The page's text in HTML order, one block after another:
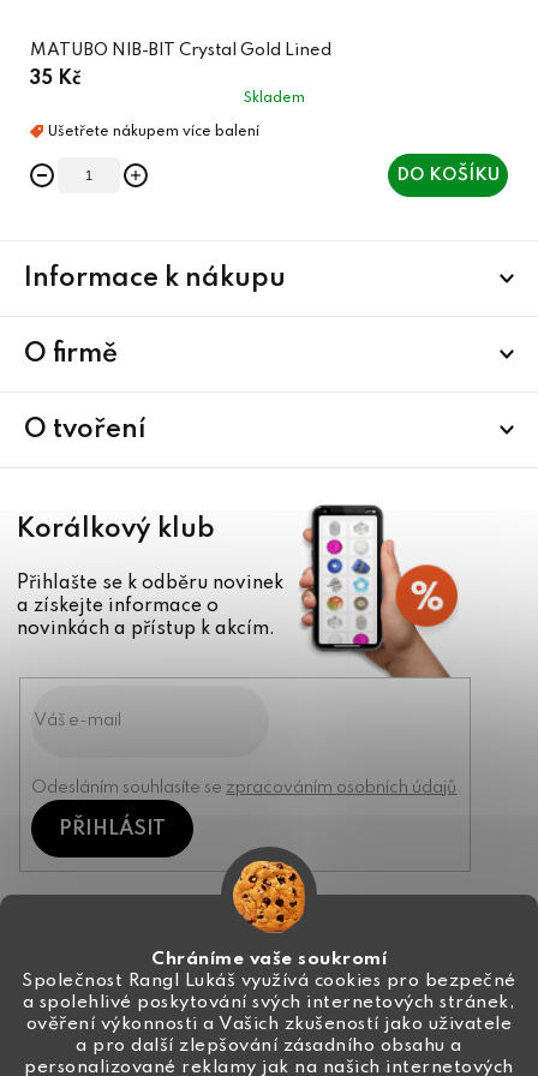
Chráníme vaše soukromí
Společnost Rangl Lukáš využívá cookies pro bezpečné
a spolehlivé poskytování svých internetových stránek,
ověření výkonnosti a Vašich zkušeností jako uživatele
a pro další zlepšování zásadního obsahu a
personalizované reklamy jak na našich internetových
MATUBO NIB-BIT Crystal Gold Lined
35 Kč
Skladem
DO KOŠÍKU
Informace k nákupu
O firmě
O tvoření
Korálkový klub
Přihlašte se k odběru novinek
a získejte informace o
novinkách a přístup k akcím.
Odesláním souhlasíte se zpracováním osobních údajů
PŘIHLÁSIT
info@ceske-koralky.cz
+420 774 444 191